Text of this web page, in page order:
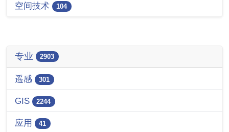
空间技术 104
专业 2903
遥感 301
GIS 2244
应用 41